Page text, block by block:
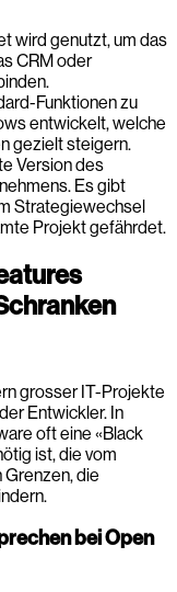
wird genutzt, um das
CRM oder
Funktionen zu
entwickelt, welche
gezielt steigern.
Version des
Es gibt
Strategiewechsel
Projekt gefährdet.
grosser IT-Projekte
Entwickler. In
oft eine «Black
ist, die vom
die
bei Open